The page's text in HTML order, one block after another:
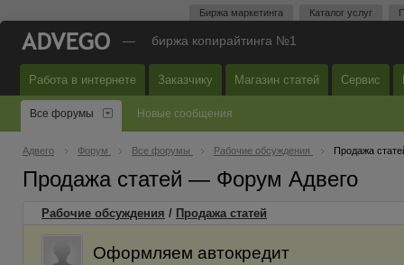
Биржа маркетинга Каталог услуг
— биржа копирайтинга №1
Работа в интернете Заказчику Магазин статей Сервис
Все форумы Новые сообщения
Адвего Форум Все форумы Рабочие обсуждения Продажа
Продажа статей — Форум Адвего
Рабочие обсуждения / Продажа статей
Оформляем автокредит